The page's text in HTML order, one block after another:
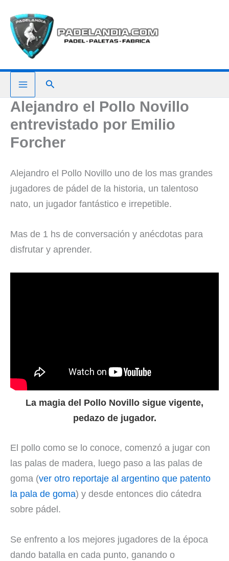
contenido
Buscar
Alejandro el Pollo Novillo
entrevistado por Emilio
Forcher
Alejandro el Pollo Novillo uno de los mas grandes
jugadores de pádel de la historia, un talentoso
nato, un jugador fantástico e irrepetible.
Mas de 1 hs de conversación y anécdotas para
disfrutar y aprender.
La magia del Pollo Novillo sigue vigente,
pedazo de jugador.
El pollo como se lo conoce, comenzó a jugar con
las palas de madera, luego paso a las palas de
goma (ver otro reportaje al argentino que patento
la pala de goma) y desde entonces dio cátedra
sobre pádel.
Se enfrento a los mejores jugadores de la época
dando batalla en cada punto, ganando o